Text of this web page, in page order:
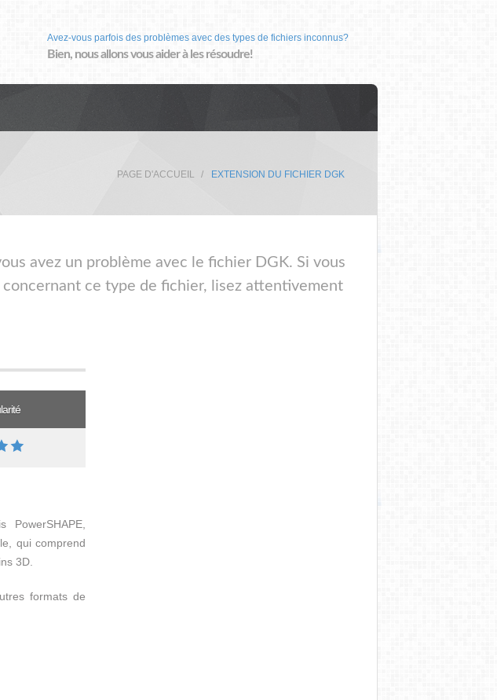
Avez-vous parfois des problèmes avec des types de fichiers inconnus?
Bien, nous allons vous aider à les résoudre!
PAGE D'ACCUEIL EXTENSION DU FICHIER DGK
avez un problème avec le fichier DGK. Si vous
ce type de fichier, lisez attentivement
qui comprend
3D.
formats de